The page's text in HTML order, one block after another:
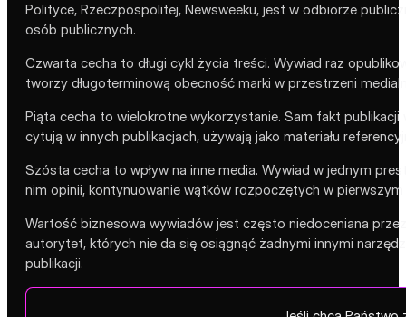
Polityce, Rzeczpospolitej, Newsweeku, jest w odbiorze
osób publicznych.
Czwarta cecha to długi cykl życia treści. Wywiad raz
tworzy długoterminową obecność marki w przestrzeni
Piąta cecha to wielokrotne wykorzystanie. Sam fakt
cytują w innych publikacjach, używają jako materiału
Szósta cecha to wpływ na inne media. Wywiad w jednym
nim opinii, kontynuowanie wątków rozpoczętych w
Wartość biznesowa wywiadów jest często niedoceniana
autorytet, których nie da się osiągnąć żadnymi innymi
publikacji.